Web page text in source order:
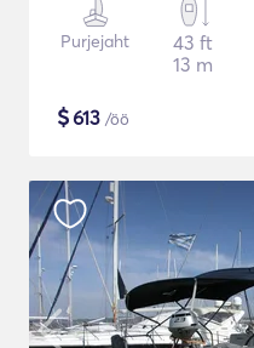
Purjejaht
43 ft
13 m
$613 /öö